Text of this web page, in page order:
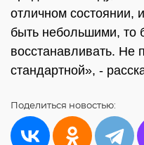
отличном состоянии,
быть небольшими, то
восстанавливать. Не
стандартной», -
Поделиться новостью: